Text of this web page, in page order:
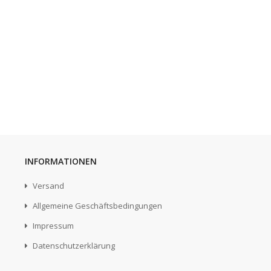
INFORMATIONEN
Versand
Allgemeine Geschäftsbedingungen
Impressum
Datenschutzerklärung